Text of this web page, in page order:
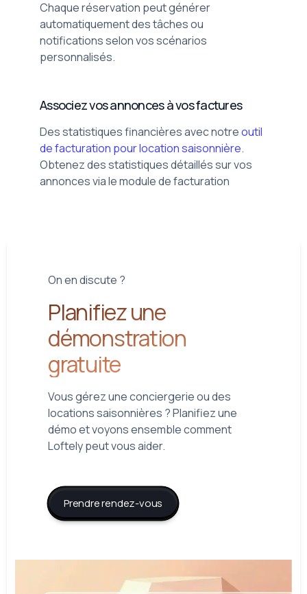
Chaque réservation peut générer
automatiquement des tâches ou
notifications selon vos scénarios
personnalisés.
Associez vos annonces à vos factures
Des statistiques financières avec notreoutil
de facturation pour location saisonnière.
Obtenez des statistiques détaillés sur vos
annonces via le module de facturation
On en discute ?
Planifiez une
démonstration
gratuite
Vous gérez une conciergerie ou des
locations saisonnières ? Planifiez une
démo et voyons ensemble comment
Loftely peut vous aider.
Prendre rendez-vous